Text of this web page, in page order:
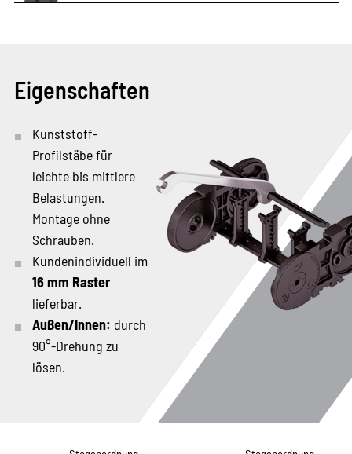
Eigenschaften
Kunststoff-
Profilstäbe für
leichte bis mittlere
Belastungen.
Montage ohne
Schrauben.
Kundenindividuell im
16 mm Raster
lieferbar.
Außen/Innen: durch
90°-Drehung zu
lösen.